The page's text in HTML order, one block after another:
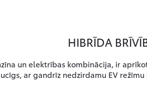
HIBRĪDA
un elektrības kombinācija, ir
ar gandrīz nedzirdamu EV